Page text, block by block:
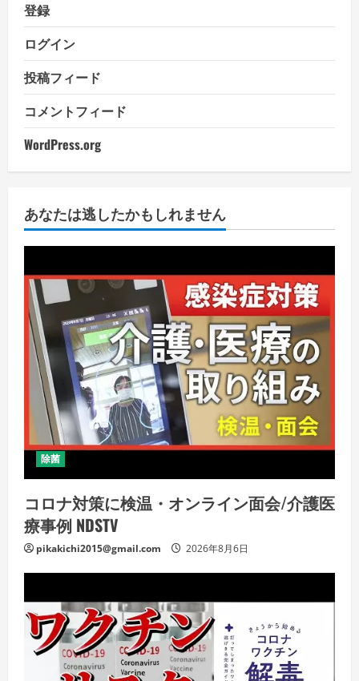
登録
ログイン
投稿フィード
コメントフィード
WordPress.org
あなたは逃したかもしれません
除菌
コロナ対策に検温・オンライン面会/介護医
療事例 NDSTV
pikakichi2015@gmail.com 2026年8月6日